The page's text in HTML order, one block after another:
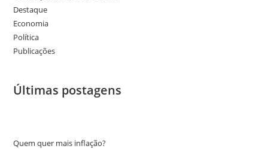
Destaque
Economia
Política
Publicações
Últimas postagens
Quem quer mais inflação?